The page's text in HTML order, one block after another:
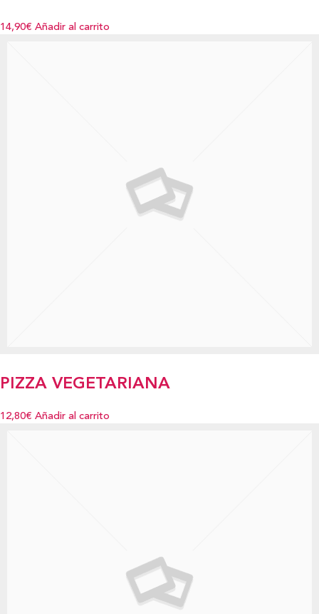
14,90€ Añadir al carrito
PIZZA VEGETARIANA
12,80€ Añadir al carrito